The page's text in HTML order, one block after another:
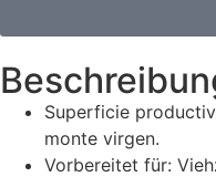
Superficie
monte virgen.
Vorbereitet für: